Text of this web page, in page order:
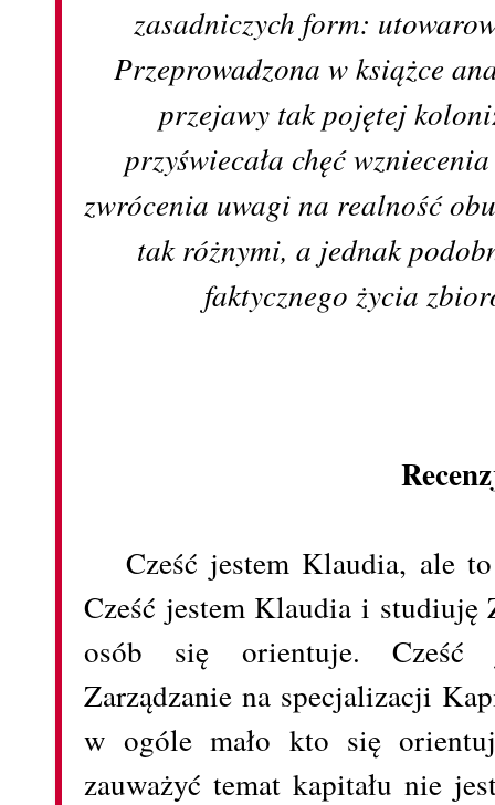
zasadniczych form:
Przeprowadzona w książce
przejawy tak pojętej
przyświecała chęć
zwrócenia uwagi na realność
tak różnymi, a jednak
faktycznego życia
Cześć jestem Klaudia, ale
Cześć jestem Klaudia i
osób się orientuje. Cześć
Zarządzanie na specjalizacji
w ogóle mało kto się
zauważyć temat kapitału nie